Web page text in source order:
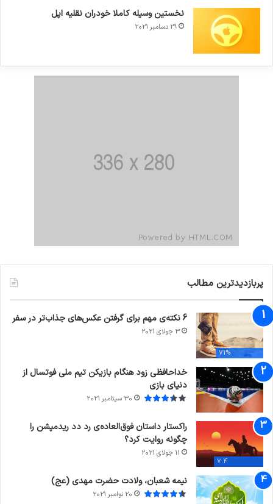
نخستین وسیله کاملا خودران نقلیه اپل
29 دسامبر 2021
پربازدیدترین مطالب
71%
6 نکته‌ی مهم برای گرفتن عکس‌های جذاب‌تر در سفر
3 جولای 2021
خداحافظی زود هنگام بازیکن تیم ملی فوتسال از
دنیای بازی
30 سپتامبر 2021
7.4
راکستار داستان فوق‌العاده‌ی رد دد ریدمپشن را
چگونه روایت کرد؟
11 جولای 2021
نیمه شعبان، ولادت حضرت مهدی (عج)
20 نوامبر 2021